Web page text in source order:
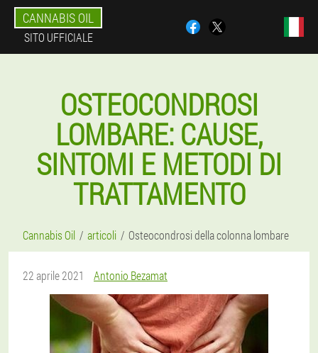
CANNABIS OIL
SITO UFFICIALE
OSTEOCONDROSI
LOMBARE: CAUSE,
SINTOMI E METODI DI
TRATTAMENTO
Cannabis Oil articoli Osteocondrosi della colonna lombare
22 aprile 2021 Antonio Bezamat